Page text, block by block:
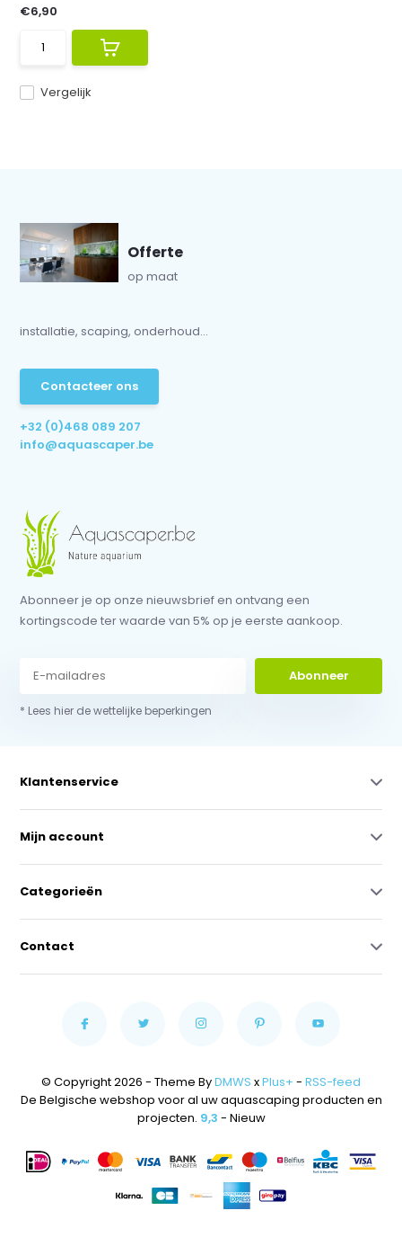
Vergelijk
€6,90
Offerte
op maat
installatie, scaping, onderhoud...
Contacteer ons
+32 (0)468 089 207
info@aquascaper.be
Abonneer je op onze nieuwsbrief en ontvang een
kortingscode ter waarde van 5% op je eerste aankoop.
Abonneer
* Lees hier de wettelijke beperkingen
Klantenservice
Mijn account
Categorieën
Contact
© Copyright 2026 - Theme ByDMWS xPlus+ - RSS-feed
De Belgische webshop voor al uw aquascaping producten en
projecten. 9,3 - Nieuw